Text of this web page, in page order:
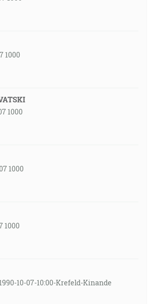
1000
1000
1000
1000
10-07-10:00-Krefeld-Kinande